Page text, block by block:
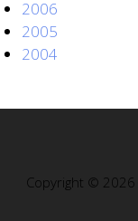
2006
2005
2004
Copyright © 2026